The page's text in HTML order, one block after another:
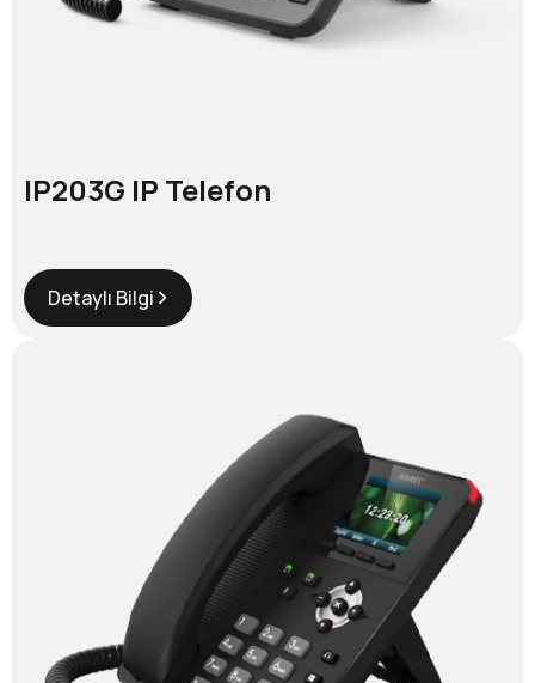
IP203G IP Telefon
Detaylı Bilgi